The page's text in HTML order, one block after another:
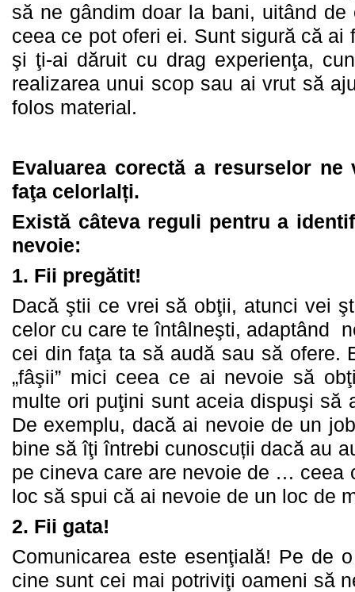
să ne gândim doar la bani, uitând
ceea ce pot oferi ei. Sunt sigură că ai
şi ţi-ai dăruit cu drag experienţa,
realizarea unui scop sau ai vrut să
folos material.
Evaluarea corectă a resurselor
faţa celorlalți.
Există câteva reguli pentru a
nevoie:
1. Fii pregătit!
Dacă ştii ce vrei să obţii, atunci vei
celor cu care te întâlneşti, adaptând
cei din faţa ta să audă sau să ofere.
„fâşii” mici ceea ce ai nevoie să
multe ori puţini sunt aceia dispuşi să
De exemplu, dacă ai nevoie de un
bine să îţi întrebi cunoscuții dacă au
pe cineva care are nevoie de … ceea
loc să spui că ai nevoie de un loc de
2. Fii gata!
Comunicarea este esenţială! Pe de
cine sunt cei mai potriviţi oameni să